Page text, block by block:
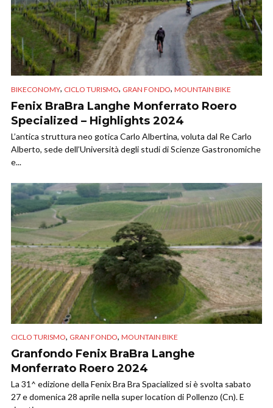
BIKECONOMY, CICLO TURISMO, GRAN FONDO, MOUNTAIN BIKE
Fenix BraBra Langhe Monferrato Roero
Specialized – Highlights 2024
L’antica struttura neo gotica Carlo Albertina, voluta dal Re Carlo
Alberto, sede dell’Università degli studi di Scienze Gastronomiche
e...
CICLO TURISMO, GRAN FONDO, MOUNTAIN BIKE
Granfondo Fenix BraBra Langhe
Monferrato Roero 2024
La 31^ edizione della Fenix Bra Bra Spacialized si è svolta sabato
27 e domenica 28 aprile nella super location di Pollenzo (Cn). E